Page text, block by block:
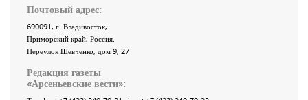
Почтовый адрес:
690091, г. Владивосток,
Приморский край, Россия
Переулок Шевченко, дом 9, 27
Редакция газеты
«Арсеньевские вести»: